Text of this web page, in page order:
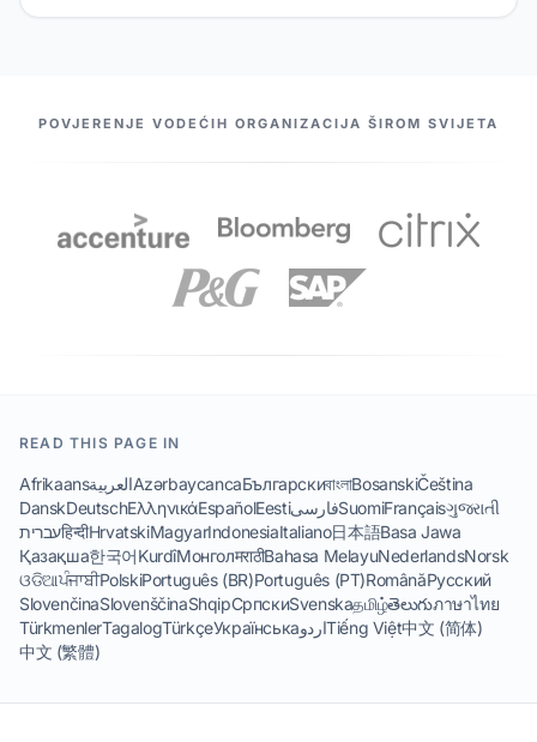
NAŠI PARTNERI
POVJERENJE VODEĆIH ORGANIZACIJA ŠIROM SVIJETA
READ THIS PAGE IN
AfrikaansالعربيةAzərbaycancaБългарскиবাংলাBosanskiČeština
DanskDeutschΕλληνικάEspañolEestiفارسیSuomiFrançaisગુજરાતી
עבריתहिन्दीHrvatskiMagyarIndonesiaItaliano日本語Basa Jawa
Қазақша한국어KurdîМонголमराठीBahasa MelayuNederlandsNorsk
ଓଡିଆਪੰਜਾਬੀPolskiPortuguês (BR)Português (PT)RomânăРусский
SlovenčinaSlovenščinaShqipСрпскиSvenskaதமிழ்తెలుగుภาษาไทย
TürkmenlerTagalogTürkçeУкраїнськаاردوTiếng Việt中文 (简体)
中文 (繁體)